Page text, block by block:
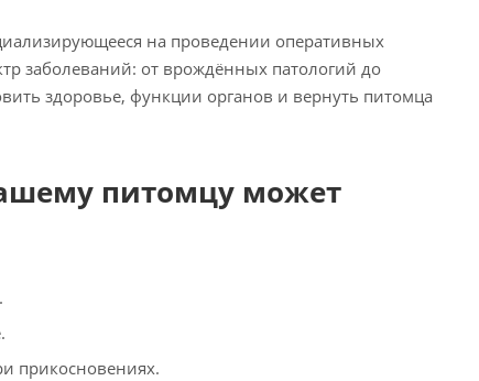
на проведении оперативных
заболеваний: от врождённых патологий до
здоровье, функции органов и вернуть питомца
питомцу может
прикосновениях.